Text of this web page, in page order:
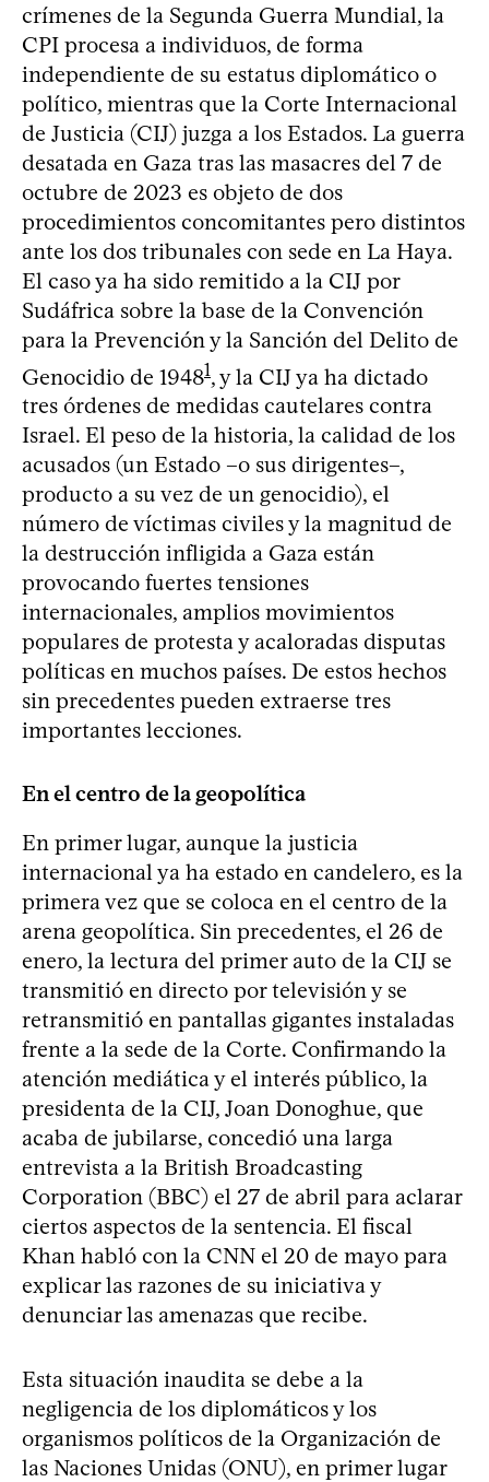
crímenes de la Segunda Guerra Mundial, la
CPI procesa a individuos, de forma
independiente de su estatus diplomático o
político, mientras que la Corte Internacional
de Justicia (CIJ) juzga a los Estados. La guerra
desatada en Gaza tras las masacres del 7 de
octubre de 2023 es objeto de dos
procedimientos concomitantes pero distintos
ante los dos tribunales con sede en La Haya.
El caso ya ha sido remitido a la CIJ por
Sudáfrica sobre la base de la Convención
para la Prevención y la Sanción del Delito de
Genocidio de 19481, y la CIJ ya ha dictado
tres órdenes de medidas cautelares contra
Israel. El peso de la historia, la calidad de los
acusados (un Estado –o sus dirigentes–,
producto a su vez de un genocidio), el
número de víctimas civiles y la magnitud de
la destrucción infligida a Gaza están
provocando fuertes tensiones
internacionales, amplios movimientos
populares de protesta y acaloradas disputas
políticas en muchos países. De estos hechos
sin precedentes pueden extraerse tres
importantes lecciones.
En el centro de la geopolítica
En primer lugar, aunque la justicia
internacional ya ha estado en candelero, es la
primera vez que se coloca en el centro de la
arena geopolítica. Sin precedentes, el 26 de
enero, la lectura del primer auto de la CIJ se
transmitió en directo por televisión y se
retransmitió en pantallas gigantes instaladas
frente a la sede de la Corte. Confirmando la
atención mediática y el interés público, la
presidenta de la CIJ, Joan Donoghue, que
acaba de jubilarse, concedió una larga
entrevista a la British Broadcasting
Corporation (BBC) el 27 de abril para aclarar
ciertos aspectos de la sentencia. El fiscal
Khan habló con la CNN el 20 de mayo para
explicar las razones de su iniciativa y
denunciar las amenazas que recibe.
Esta situación inaudita se debe a la
negligencia de los diplomáticos y los
organismos políticos de la Organización de
las Naciones Unidas (ONU), en primer lugar